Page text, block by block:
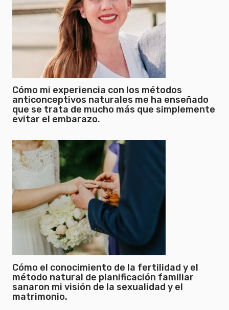
Cómo mi experiencia con los métodos
anticonceptivos naturales me ha enseñado
que se trata de mucho más que simplemente
evitar el embarazo.
Cómo el conocimiento de la fertilidad y el
método natural de planificación familiar
sanaron mi visión de la sexualidad y el
matrimonio.